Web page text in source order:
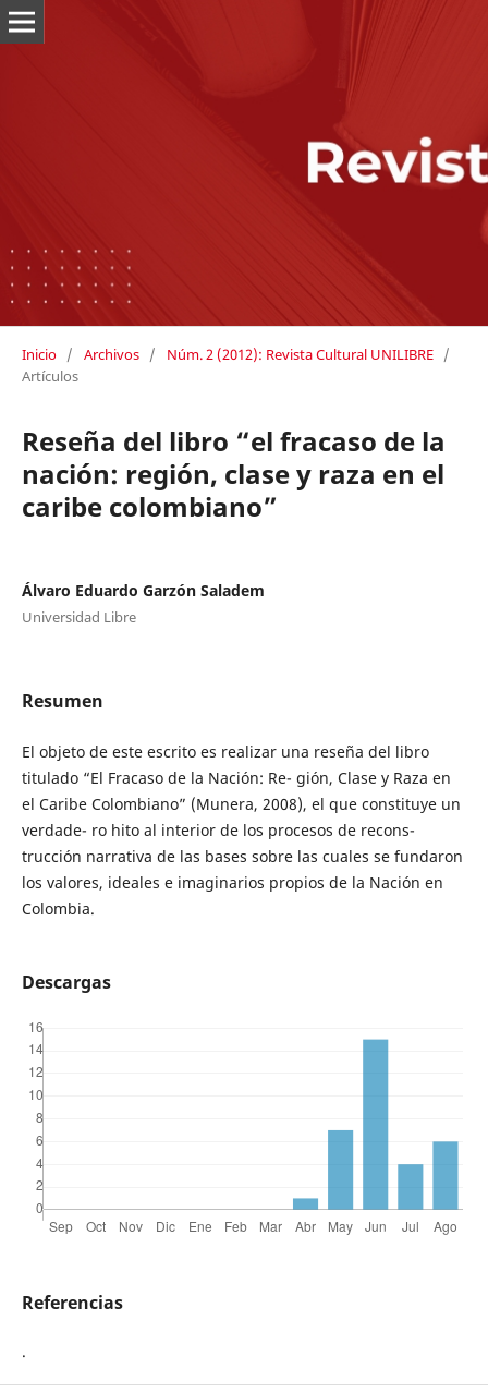
Inicio / Archivos / Núm. 2 (2012): Revista Cultural UNILIBRE /
Artículos
Reseña del libro “el fracaso de la
nación: región, clase y raza en el
caribe colombiano”
Álvaro Eduardo Garzón Saladem
Universidad Libre
Resumen
El objeto de este escrito es realizar una reseña del libro
titulado “El Fracaso de la Nación: Re- gión, Clase y Raza en
el Caribe Colombiano” (Munera, 2008), el que constituye un
verdade- ro hito al interior de los procesos de recons-
trucción narrativa de las bases sobre las cuales se fundaron
los valores, ideales e imaginarios propios de la Nación en
Colombia.
Descargas
Referencias
.